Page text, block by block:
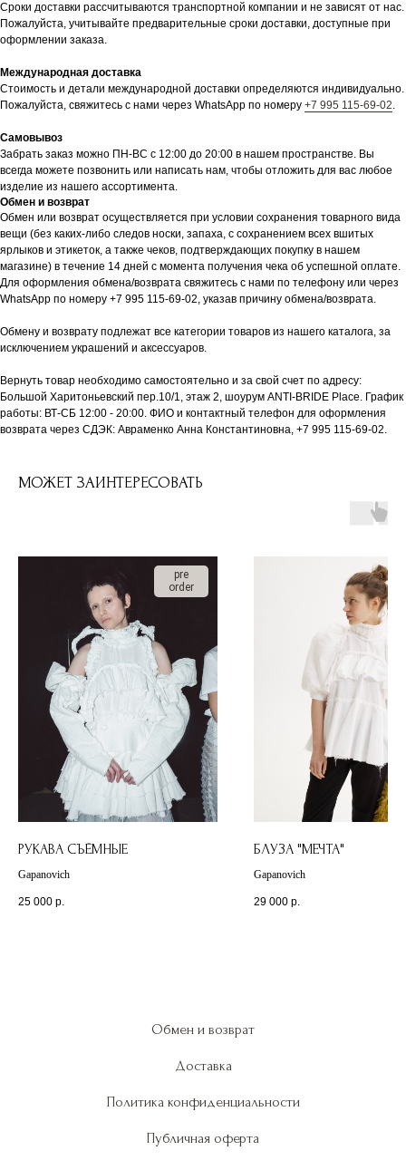
Сроки доставки рассчитываются транспортной компании и не зависят от нас.
Пожалуйста, учитывайте предварительные сроки доставки, доступные при
оформлении заказа.
Международная доставка
Стоимость и детали международной доставки определяются индивидуально.
Пожалуйста, свяжитесь с нами через WhatsApp по номеру +7 995 115-69-02.
Самовывоз
Забрать заказ можно ПН-ВС с 12:00 до 20:00 в нашем пространстве. Вы
всегда можете позвонить или написать нам, чтобы отложить для вас любое
изделие из нашего ассортимента.
Обмен и возврат
Обмен или возврат осуществляется при условии сохранения товарного вида
вещи (без каких-либо следов носки, запаха, с сохранением всех вшитых
ярлыков и этикеток, а также чеков, подтверждающих покупку в нашем
магазине) в течение 14 дней с момента получения чека об успешной оплате.
Для оформления обмена/возврата свяжитесь с нами по телефону или через
WhatsApp по номеру +7 995 115-69-02, указав причину обмена/возврата.
Обмену и возврату подлежат все категории товаров из нашего каталога, за
исключением украшений и аксессуаров.
Вернуть товар необходимо самостоятельно и за свой счет по адресу:
Большой Харитоньевский пер.10/1, этаж 2, шоурум ANTI-BRIDE Place. График
работы: ВТ-СБ 12:00 - 20:00. ФИО и контактный телефон для оформления
возврата через СДЭК: Авраменко Анна Константиновна, +7 995 115-69-02.
МОЖЕТ ЗАИНТЕРЕСОВАТЬ
pre
order
РУКАВА СЪЁМНЫЕ
Gapanovich
25 000 р.
БЛУЗА "МЕЧТА"
Gapanovich
29 000 р.
Обмен и возврат
Доставка
Политика конфиденциальности
Публичная оферта